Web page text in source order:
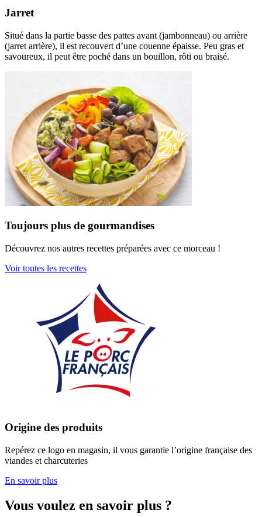
Jarret
Situé dans la partie basse des pattes avant (jambonneau) ou arrière
(jarret arrière), il est recouvert d’une couenne épaisse. Peu gras et
savoureux, il peut être poché dans un bouillon, rôti ou braisé.
Toujours plus de gourmandises
Découvrez nos autres recettes préparées avec ce morceau !
Voir toutes les recettes
Origine des produits
Repérez ce logo en magasin, il vous garantie l’origine française des
viandes et charcuteries
En savoir plus
Vous voulez en savoir plus ?